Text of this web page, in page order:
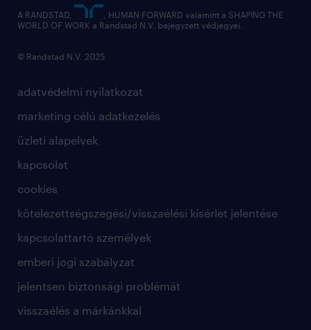
hírlevél
adatvédelmi nyilatkozat
marketing célú adatkezelés
üzleti alapelvek
kapcsolat
cookies
kötelezettségszegési/visszaélési kísérlet jelentése
kapcsolattartó személyek
emberi jogi szabályzat
jelentsen biztonsági problémát
visszaélés a márkánkkal
A RANDSTAD,
, HUMAN FORWARD valamint a SHAPING THE
WORLD OF WORK a Randstad N.V. bejegyzett védjegyei.
© Randstad N.V. 2025